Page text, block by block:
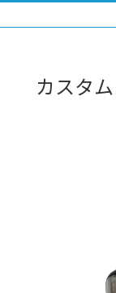
カスタ